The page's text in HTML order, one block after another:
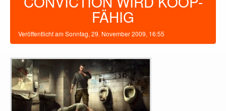
FÄHIG
Veröffentlicht amSonntag, 29. November 2009, 16:55